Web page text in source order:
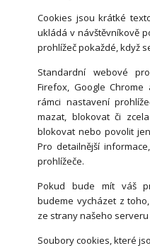
Cookies jsou krátké
ukládá v návštěvníkově
prohlížeč pokaždé, když
Standardní webové
Firefox, Google
rámci nastavení
mazat, blokovat či
blokovat nebo povolit
Pro detailnější
prohlížeče.
Pokud bude mít váš
budeme vycházet z
ze strany našeho
Soubory cookies, které